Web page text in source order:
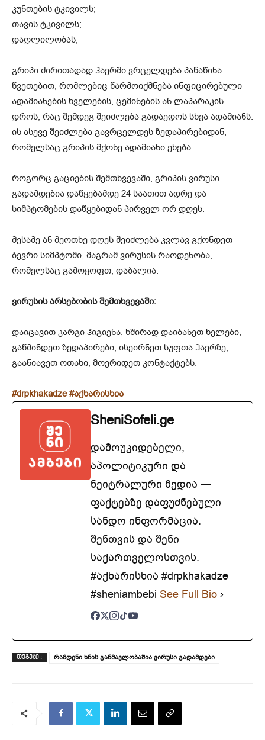
კუნთების ტკივილს;
თავის ტკივილს;
დაღლილობას;
გრიპი ძირითადად ჰაერში ვრცელდება პაწაწინა
წვეთებით, რომლებიც წარმოიქმნება ინფიცირებული
ადამიანების ხველების, ცემინების ან ლაპარაკის
დროს, რაც შემდეგ შეიძლება გადაედოს სხვა ადამიანს.
ის ასევე შეიძლება გავრცელდეს ზედაპირებიდან,
რომელსაც გრიპის მქონე ადამიანი ეხება.
როგორც გაციების შემთხვევაში, გრიპის ვირუსი
გადამდებია დაწყებამდე 24 საათით ადრე და
სიმპტომების დაწყებიდან პირველ ორ დღეს.
მესამე ან მეოთხე დღეს შეიძლება კვლავ გქონდეთ
ბევრი სიმპტომი, მაგრამ ვირუსის რაოდენობა,
რომელსაც გამოყოფთ, დაბალია.
ვირუსის არსებობის შემთხვევაში:
დაიცავით კარგი ჰიგიენა, ხშირად დაიბანეთ ხელები,
გაწმინდეთ ზედაპირები, ისეირნეთ სუფთა ჰაერზე,
გაანიავეთ ოთახი, მოერიდეთ კონტაქტებს.
#drpkhakadze #აქხარისხია
SheniSofeli.ge
დამოუკიდებელი,
აპოლიტიკური და
ნეიტრალური მედია —
ფაქტებზე დაფუძნებული
სანდო ინფორმაცია.
შენთვის და შენი
საქართველოსთვის.
#აქხარისხია #drpkhakadze
#sheniambebi See Full Bio
ᲗᲔᲒᲔᲑᲘ : რამდენი ხნის განმავლობაშია ვირუსი გადამდები